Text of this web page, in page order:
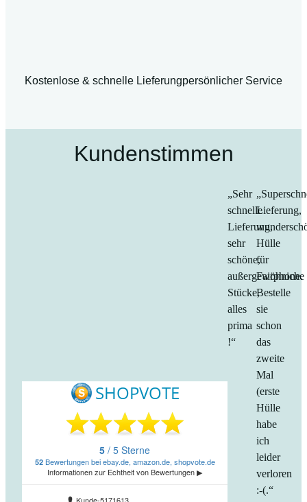
Kostenlose & schnelle Lieferungpersönlicher Service
Kundenstimmen
„Sehr
schnelle
Lieferung,
sehr
schöne,
außergewöhniche
Stücke,
alles
prima
!“
Lieferung,
Hülle
für
Fairphone.
Bestelle
sie
schon
das
zweite
Mal
(erste
Hülle
habe
ich
leider
verloren
:-(.“